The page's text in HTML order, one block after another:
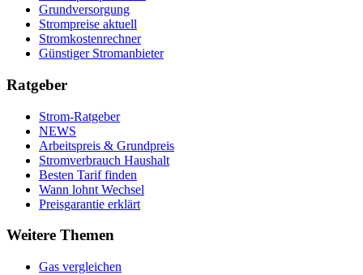
Grundversorgung
Strompreise aktuell
Stromkostenrechner
Günstiger Stromanbieter
Ratgeber
Strom-Ratgeber
NEWS
Arbeitspreis & Grundpreis
Stromverbrauch Haushalt
Besten Tarif finden
Wann lohnt Wechsel
Preisgarantie erklärt
Weitere Themen
Gas vergleichen